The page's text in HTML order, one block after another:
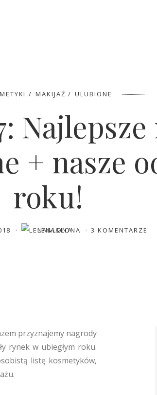
MAKIJAŻ ULUBIONE
+ nasze
roku!
LENA&LONA 3 KOMENTARZE
przyznajemy nagrody
rynek w ubiegłym roku.
listę kosmetyków,